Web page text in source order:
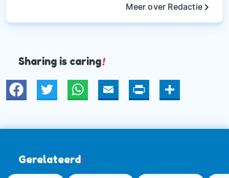
Meer over Redactiekeyboard_arrow_right
Sharing is caring!
Twitter WhatsAppEmail Print Deel
Gerelateerd: